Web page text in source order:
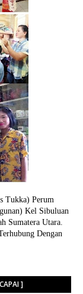
Tukka) Perum
Kel Sibuluan
Sumatera Utara.
Dengan
]